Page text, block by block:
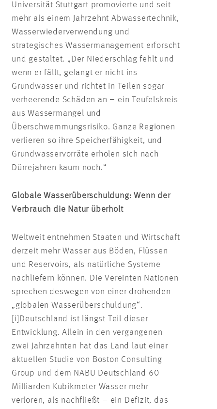
Universität Stuttgart promovierte und seit
mehr als einem Jahrzehnt Abwassertechnik,
Wasserwiederverwendung und
strategisches Wassermanagement erforscht
und gestaltet. „Der Niederschlag fehlt und
wenn er fällt, gelangt er nicht ins
Grundwasser und richtet in Teilen sogar
verheerende Schäden an – ein Teufelskreis
aus Wassermangel und
Überschwemmungsrisiko. Ganze Regionen
verlieren so ihre Speicherfähigkeit, und
Grundwasservorräte erholen sich nach
Dürrejahren kaum noch.“
Globale Wasserüberschuldung: Wenn der
Verbrauch die Natur überholt
Weltweit entnehmen Staaten und Wirtschaft
derzeit mehr Wasser aus Böden, Flüssen
und Reservoirs, als natürliche Systeme
nachliefern können. Die Vereinten Nationen
sprechen deswegen von einer drohenden
„globalen Wasserüberschuldung“.
[i] Deutschland ist längst Teil dieser
Entwicklung. Allein in den vergangenen
zwei Jahrzehnten hat das Land laut einer
aktuellen Studie von Boston Consulting
Group und dem NABU Deutschland 60
Milliarden Kubikmeter Wasser mehr
verloren, als nachfließt – ein Defizit, das